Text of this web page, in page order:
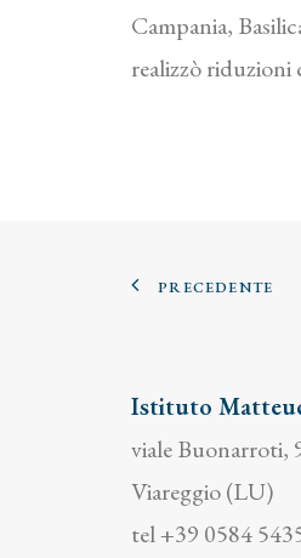
Campania,
realizzò riduzioni
PRECEDENTE
Istituto
viale Buonarroti,
Viareggio (LU)
tel +39 0584